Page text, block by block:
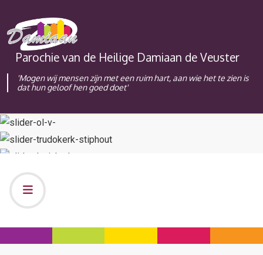
Parochie van de Heilige Damiaan de Veuster
'Mogen wij mensen zijn met een ruim hart, aan wie het te zien is
dat hun geloof hen goed doet'